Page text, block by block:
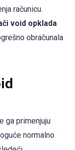
računicu.
void opklada
obračunala
ga primenjuju
normalno